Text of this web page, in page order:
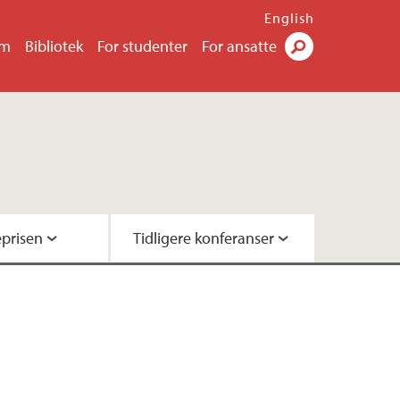
Bibliotek For studenter For ansatte
English
Tidligere konferanser